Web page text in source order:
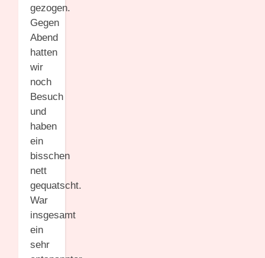
gezogen.
Gegen
Abend
hatten
wir
noch
Besuch
und
haben
ein
bisschen
nett
gequatscht.
War
insgesamt
ein
sehr